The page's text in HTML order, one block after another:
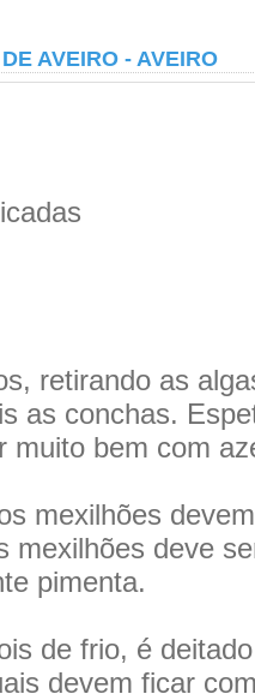
AVEIRO - AVEIRO
retirando as
as conchas.
muito bem com
mexilhões
mexilhões deve
pimenta.
de frio, é
devem ficar